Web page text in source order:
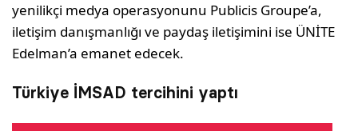
yenilikçi medya operasyonunu Publicis Groupe’a,
iletişim danışmanlığı ve paydaş iletişimini ise ÜNİTE
Edelman’a emanet edecek.
Türkiye İMSAD tercihini yaptı